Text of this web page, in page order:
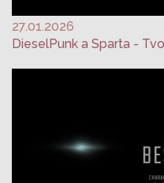
27.01.2026